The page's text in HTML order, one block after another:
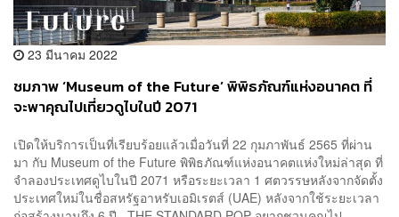
23 มีนาคม 2022
ชมภาพ ‘Museum of the Future’ พิพิธภัณฑ์แห่งอนาคต ที่
จะพาคุณไปเที่ยวดูไบในปี 2071
เปิดให้บริการเป็นที่เรียบร้อยแล้วเมื่อวันที่ 22 กุมภาพันธ์ 2565 ที่ผ่าน
มา กับ Museum of the Future พิพิธภัณฑ์แห่งอนาคตแห่งใหม่ล่าสุด ที่
จำลองประเทศดูไบในปี 2071 หรือระยะเวลา 1 ศตวรรษหลังจากจัดตั้ง
ประเทศใหม่ในชื่อสหรัฐอาหรับเอมิเรตส์ (UAE) หลังจากใช้ระยะเวลา